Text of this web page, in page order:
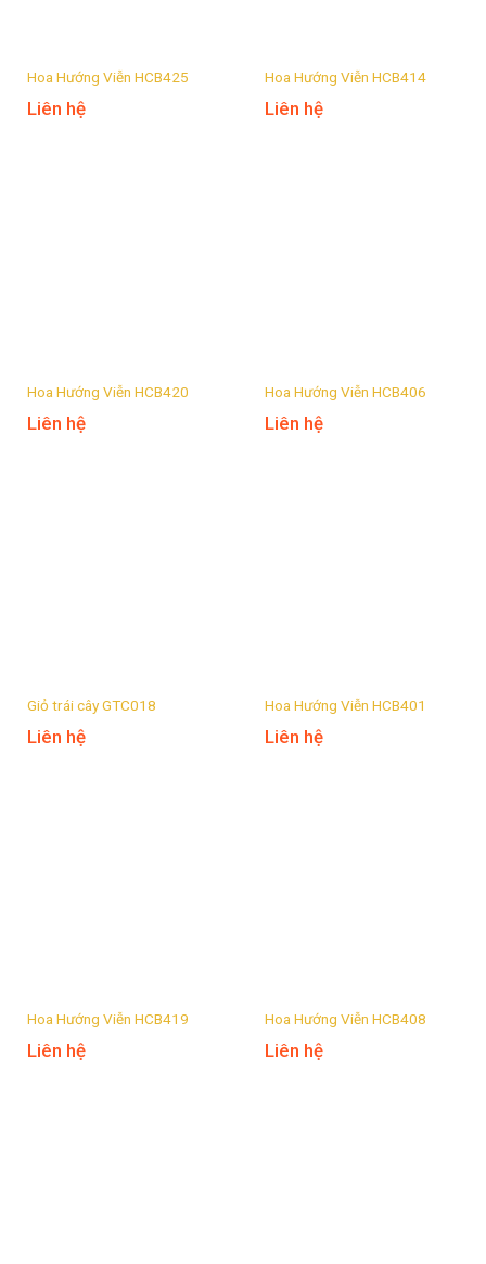
Hoa Hướng Viễn HCB425
Liên hệ
Hoa Hướng Viễn HCB414
Liên hệ
Hoa Hướng Viễn HCB420
Liên hệ
Hoa Hướng Viễn HCB406
Liên hệ
Giỏ trái cây GTC018
Liên hệ
Hoa Hướng Viễn HCB401
Liên hệ
Hoa Hướng Viễn HCB419
Liên hệ
Hoa Hướng Viễn HCB408
Liên hệ